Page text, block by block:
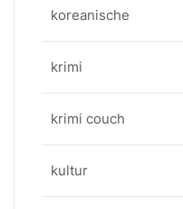
koreanische
krimi
krimi couch
kultur